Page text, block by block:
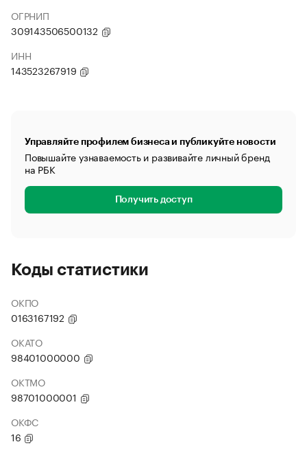
ОГРНИП
309143506500132
ИНН
143523267919
Управляйте профилем бизнеса и публикуйте новости
Повышайте узнаваемость и развивайте личный бренд
на РБК
Получить доступ
Коды статистики
ОКПО
0163167192
ОКАТО
98401000000
ОКТМО
98701000001
ОКФС
16